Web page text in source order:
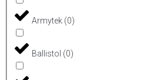
Armytek (0)
Ballistol (0)